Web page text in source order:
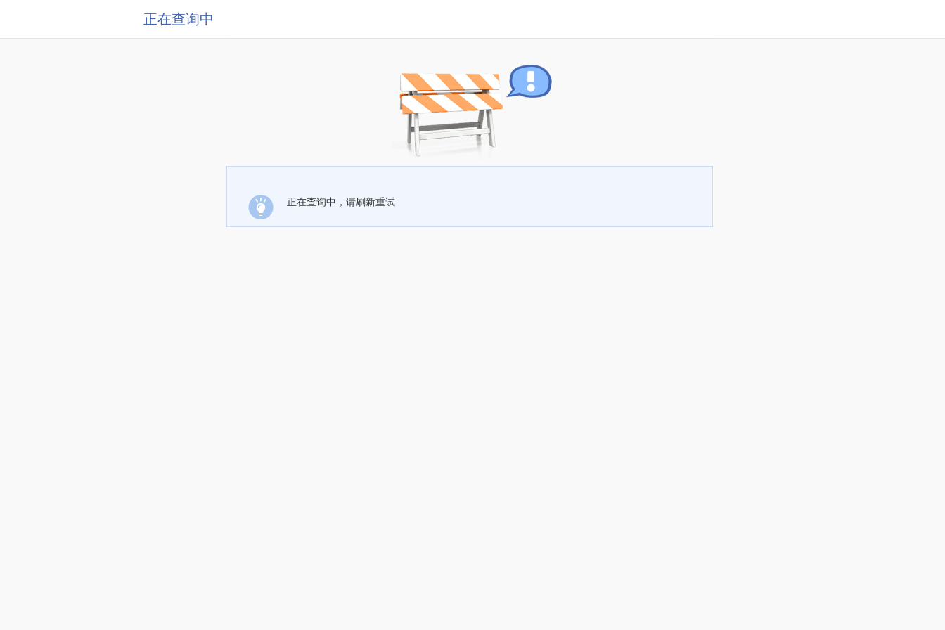
正在查询中
正在查询中，请刷新重试